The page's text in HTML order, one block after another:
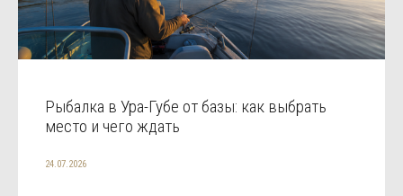
Рыбалка в Ура-Губе от базы: как выбрать
место и чего ждать
24.07.2026